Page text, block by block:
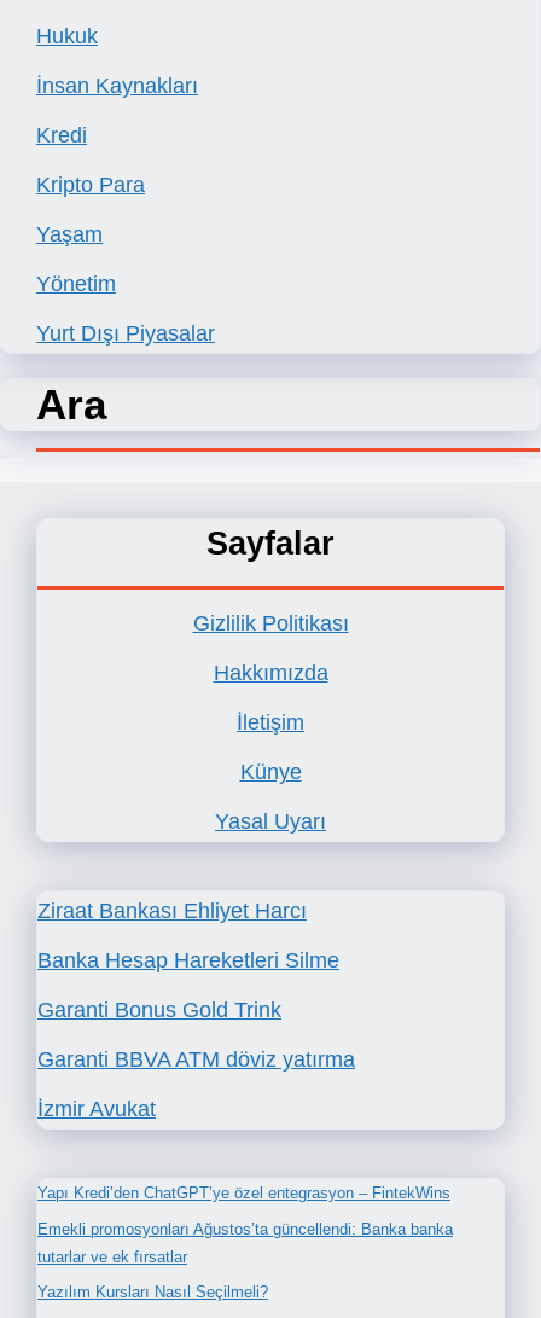
Hukuk
İnsan Kaynakları
Kredi
Kripto Para
Yaşam
Yönetim
Yurt Dışı Piyasalar
Ara
Sayfalar
Gizlilik Politikası
Hakkımızda
İletişim
Künye
Yasal Uyarı
Ziraat Bankası Ehliyet Harcı
Banka Hesap Hareketleri Silme
Garanti Bonus Gold Trink
Garanti BBVA ATM döviz yatırma
İzmir Avukat
Yapı Kredi’den ChatGPT’ye özel entegrasyon – FintekWins
Emekli promosyonları Ağustos’ta güncellendi: Banka banka
tutarlar ve ek fırsatlar
Yazılım Kursları Nasıl Seçilmeli?